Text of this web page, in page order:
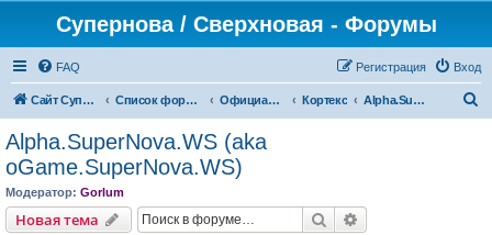
Супернова / Сверхновая - Форумы
FAQ Вход
Регистрация
Сайт СуперНова Список форумов Официальные сервера проекта "Сверхновая" (*.supernova.ws) Кортекс Alpha.SuperNova.WS (aka oGame.SuperNova.WS)
Alpha.SuperNova.WS (aka
oGame.SuperNova.WS)
Модератор: Gorlum
Новая тема Поиск